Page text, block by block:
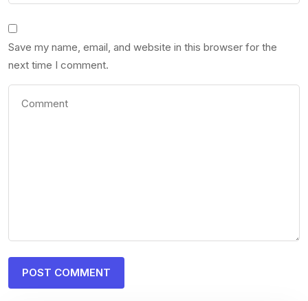
Save my name, email, and website in this browser for the
next time I comment.